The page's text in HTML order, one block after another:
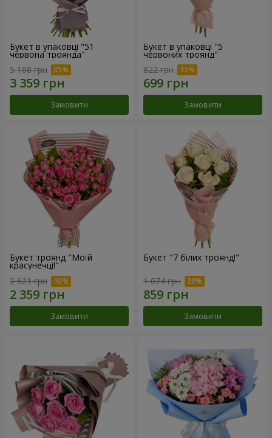
Букет в упаковці "51
червона троянда"
5 168 грн
Замовити
Букет в упаковці "5
червоних троянд"
822 грн
Замовити
Букет троянд "Моїй
красунечці!"
2 621 грн
Замовити
Букет "7 білих троянд!"
1 074 грн
Замовити